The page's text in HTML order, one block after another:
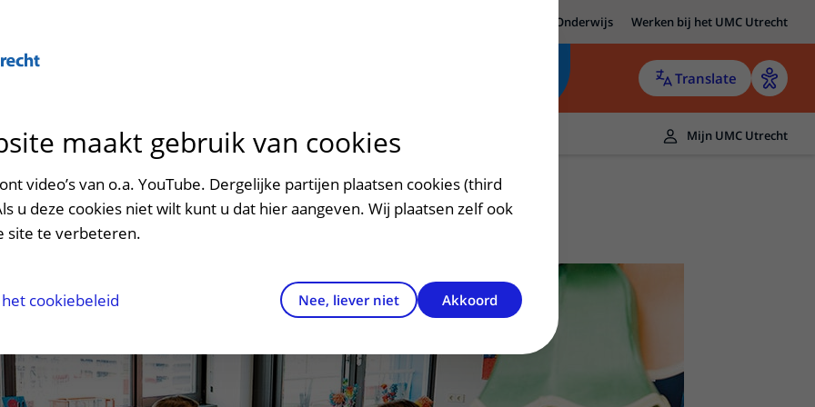
Onderwijs Werken bij het UMC Utrecht
Translate
patiëntportaal
het ziekenhuis
en voorzieningen
en veiligheid
Contact en route
Contactgegevens
Contact met polikliniek
Verwijzers
Teleconsult aanvragen
Zorgverlenersportaal
Mijn UMC Utrecht
maakt gebruik van cookies
video’s van o.a. YouTube. Dergelijke partijen plaatsen cookies (third
u deze cookies niet wilt kunt u dat hier aangeven. Wij plaatsen zelf ook
site te verbeteren.
cookiebeleid Nee, liever niet Akkoord